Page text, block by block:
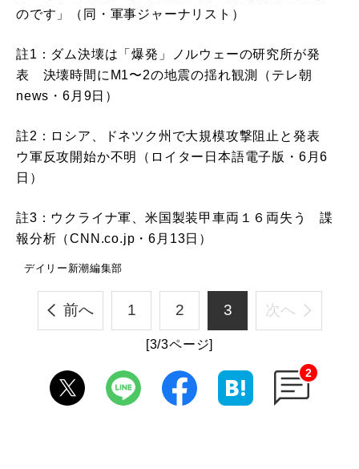
のです」（同・軍事ジャーナリスト）
註1：ダム決壊は「爆発」ノルウェーの研究所が発
表 決壊時間にM1〜2の地震の揺れ観測（テレ朝
news・6月9日）
註2：ロシア、ドネツク州で大規模攻撃阻止と発表
ウ軍反攻開始か不明（ロイター日本語電子版・6月6
日）
註3：ウクライナ軍、米国製装甲車両１６両失う 諜
報分析（CNN.co.jp・6月13日）
デイリー新潮編集部
前へ 1 2 3 次へ
[3/3ページ]
2